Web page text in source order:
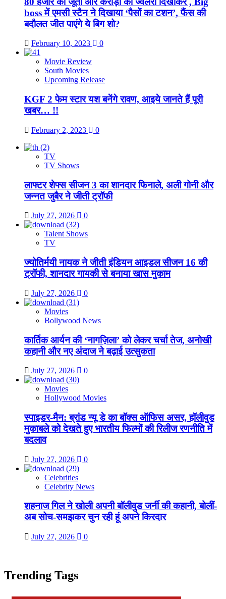
boss में एमसी स्टैन ने दिखाया ‘पैसों का टशन’, फैंस की
बदौलत जीत पाएंगे ये बिग शो?
February 10, 2023 0
Movie Review
South Movies
Upcoming Release
KGF 2 फेम स्टार यश बनेंगे रावण, आइये जानते हैं पूरी
खबर… !!
February 2, 2023 0
TV
TV Shows
लाफ्टर शेफ्स सीजन 3 का शानदार फिनाले, अली गोनी और
जन्नत जुबैर ने जीती ट्रॉफी
July 27, 2026 0
Talent Shows
TV
ज्योतिर्मयी नायक ने जीती इंडियन आइडल सीजन 16 की
ट्रॉफी, शानदार गायकी से बनाया खास मुकाम
July 27, 2026 0
Movies
Bollywood News
कार्तिक आर्यन की ‘नागज़िला’ को लेकर चर्चा तेज, अनोखी
कहानी और नए अंदाज ने बढ़ाई उत्सुकता
July 27, 2026 0
Movies
Hollywood Movies
स्पाइडर-मैन: ब्रांड न्यू डे का बॉक्स ऑफिस असर, हॉलीवुड
मुकाबले को देखते हुए भारतीय फिल्मों की रिलीज रणनीति में
बदलाव
July 27, 2026 0
Celebrities
Celebrity News
शहनाज गिल ने खोली अपनी बॉलीवुड जर्नी की कहानी, बोलीं-
अब सोच-समझकर चुन रही हूं अपने किरदार
July 27, 2026 0
Trending Tags